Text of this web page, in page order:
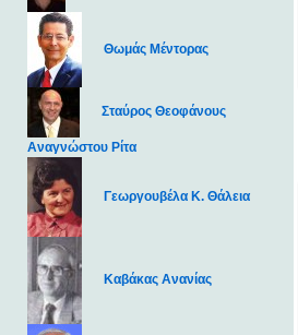
Θωμάς Μέντορας
Σταύρος Θεοφάνους
Αναγνώστου Ρίτα
Γεωργουβέλα Κ. Θάλεια
Καβάκας Ανανίας